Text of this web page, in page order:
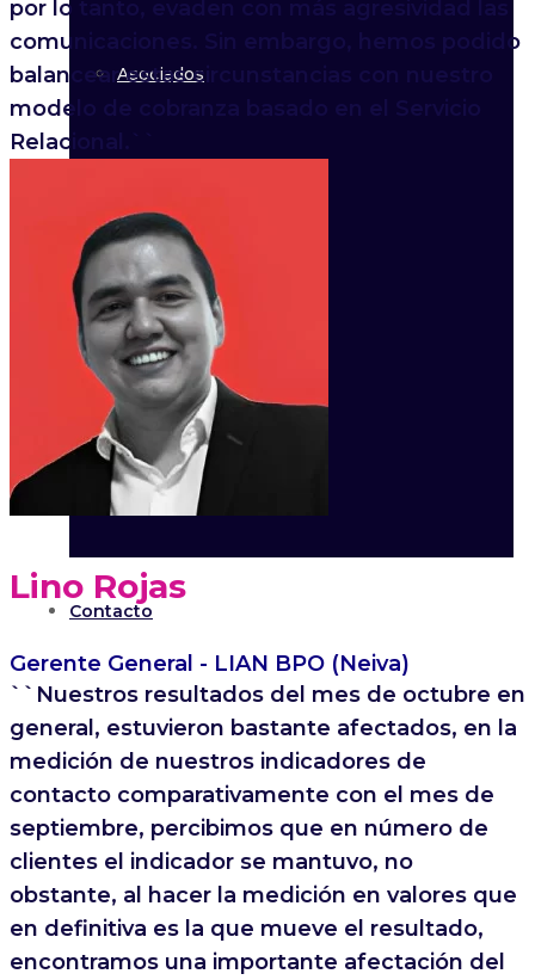
Asociados
Agenda
Opinión
Ediciones Especiales
Contacto
por lo tanto, evaden con más agresividad las
comunicaciones. Sin embargo, hemos podido
balancear estas circunstancias con nuestro
modelo de cobranza basado en el Servicio
Relacional.``
Lino Rojas
Gerente General - LIAN BPO (Neiva)
``Nuestros resultados del mes de octubre en
general, estuvieron bastante afectados, en la
medición de nuestros indicadores de
contacto comparativamente con el mes de
septiembre, percibimos que en número de
clientes el indicador se mantuvo, no
obstante, al hacer la medición en valores que
en definitiva es la que mueve el resultado,
encontramos una importante afectación del